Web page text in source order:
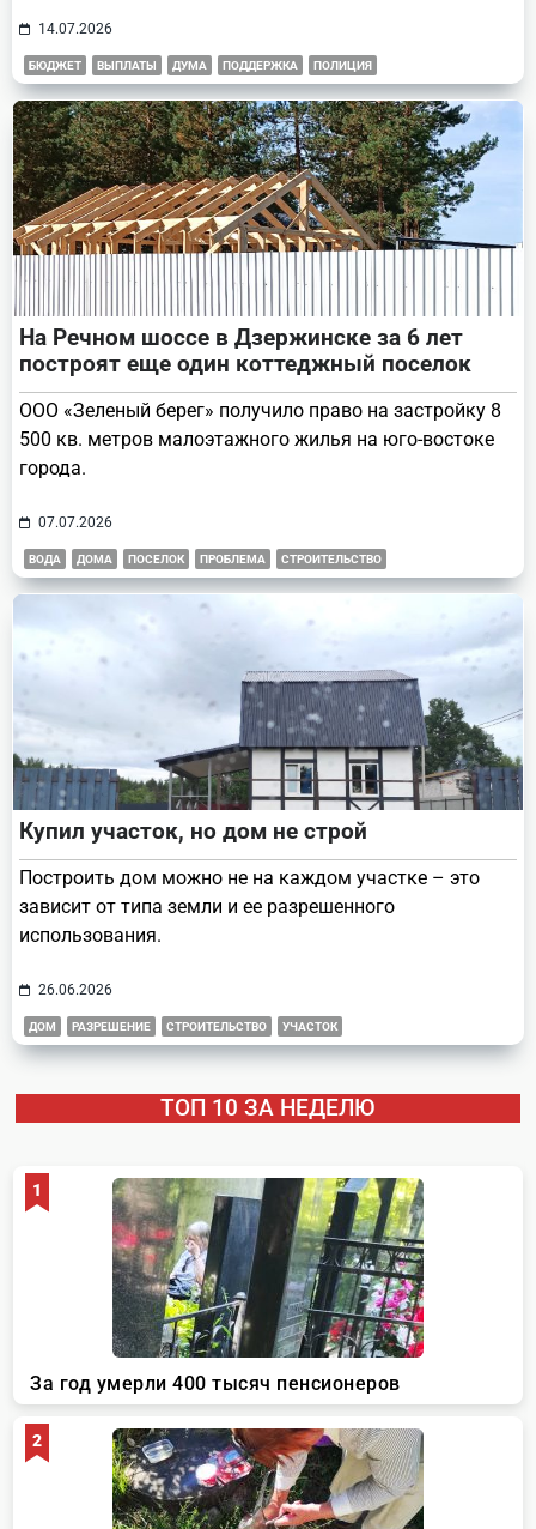
14.07.2026
БЮДЖЕТ ВЫПЛАТЫ ДУМА ПОДДЕРЖКА ПОЛИЦИЯ
На Речном шоссе в Дзержинске за 6 лет
построят еще один коттеджный поселок
ООО «Зеленый берег» получило право на застройку 8
500 кв. метров малоэтажного жилья на юго-востоке
города.
07.07.2026
ВОДА ДОМА ПОСЕЛОК ПРОБЛЕМА СТРОИТЕЛЬСТВО
Купил участок, но дом не строй
Построить дом можно не на каждом участке – это
зависит от типа земли и ее разрешенного
использования.
26.06.2026
ДОМ РАЗРЕШЕНИЕ СТРОИТЕЛЬСТВО УЧАСТОК
ТОП 10 ЗА НЕДЕЛЮ